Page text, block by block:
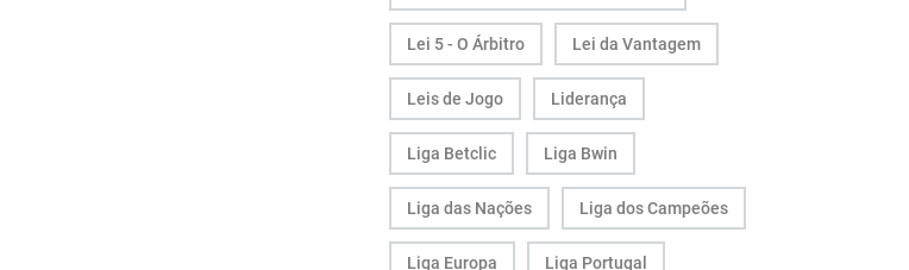
Lei 5 - O Árbitro Lei da Vantagem
Leis de Jogo Liderança
Liga Betclic Liga Bwin
Liga das Nações Liga dos Campeões
Liga Europa Liga Portugal